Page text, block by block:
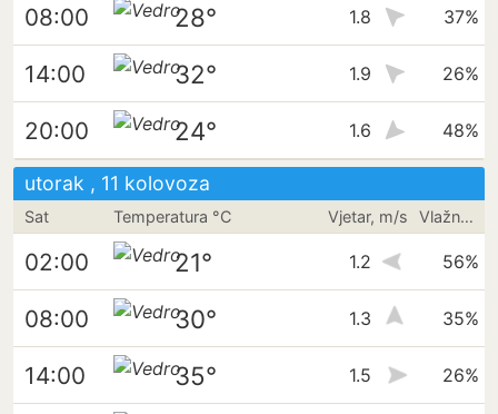
08:00 28° 1.8 37%
14:00 32° 1.9 26%
20:00 24° 1.6 48%
utorak , 11 kolovoza
Sat Temperatura °C Vjetar, m/s Vlažnost
02:00 21° 1.2 56%
08:00 30° 1.3 35%
14:00 35° 1.5 26%